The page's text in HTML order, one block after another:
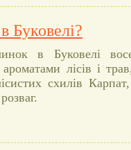
Буковелі?
в Буковелі
ароматами лісів і
схилів